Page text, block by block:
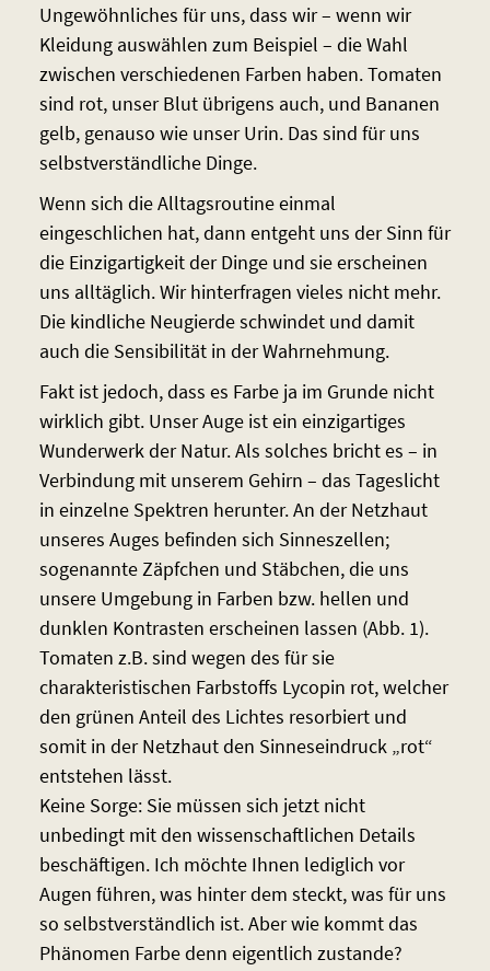
Ungewöhnliches für uns, dass wir – wenn wir
Kleidung auswählen zum Beispiel – die Wahl
zwischen verschiedenen Farben haben. Tomaten
sind rot, unser Blut übrigens auch, und Bananen
gelb, genauso wie unser Urin. Das sind für uns
selbstverständliche Dinge.
Wenn sich die Alltagsroutine einmal
eingeschlichen hat, dann entgeht uns der Sinn für
die Einzigartigkeit der Dinge und sie erscheinen
uns alltäglich. Wir hinterfragen vieles nicht mehr.
Die kindliche Neugierde schwindet und damit
auch die Sensibilität in der Wahrnehmung.
Fakt ist jedoch, dass es Farbe ja im Grunde nicht
wirklich gibt. Unser Auge ist ein einzigartiges
Wunderwerk der Natur. Als solches bricht es – in
Verbindung mit unserem Gehirn – das Tageslicht
in einzelne Spektren herunter. An der Netzhaut
unseres Auges befinden sich Sinneszellen;
sogenannte Zäpfchen und Stäbchen, die uns
unsere Umgebung in Farben bzw. hellen und
dunklen Kontrasten erscheinen lassen (Abb. 1).
Tomaten z.B. sind wegen des für sie
charakteristischen Farbstoffs Lycopin rot, welcher
den grünen Anteil des Lichtes resorbiert und
somit in der Netzhaut den Sinneseindruck „rot“
entstehen lässt.
Keine Sorge: Sie müssen sich jetzt nicht
unbedingt mit den wissenschaftlichen Details
beschäftigen. Ich möchte Ihnen lediglich vor
Augen führen, was hinter dem steckt, was für uns
so selbstverständlich ist. Aber wie kommt das
Phänomen Farbe denn eigentlich zustande?